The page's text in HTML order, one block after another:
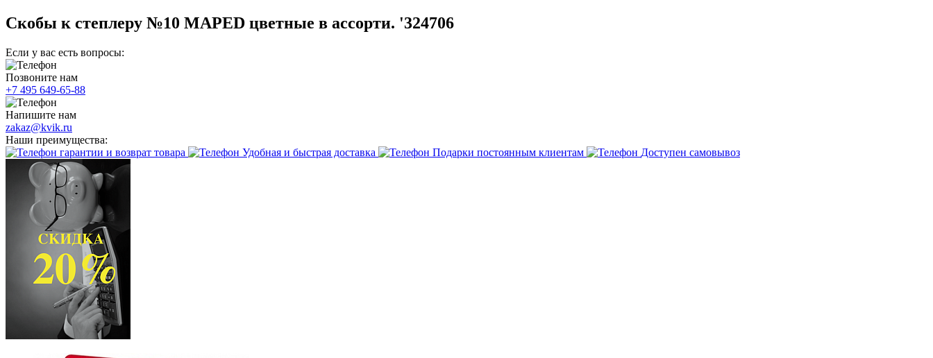
Скобы к степлеру №10 MAPED цветные в ассорти. '324706
Если у вас есть вопросы:
Позвоните нам
+7 495 649-65-88
Напишите нам
zakaz@kvik.ru
Наши преимущества:
гарантии и возврат товара
Удобная и быстрая доставка Подарки постоянным клиентам Доступен самовывоз